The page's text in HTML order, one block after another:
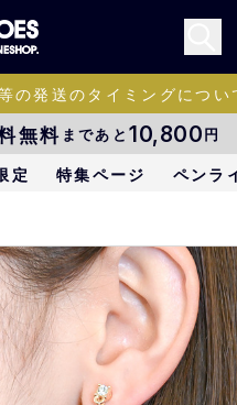
の発送のタイミングについ
無料 まであと 10,800円
定 特集ページ ペンラ